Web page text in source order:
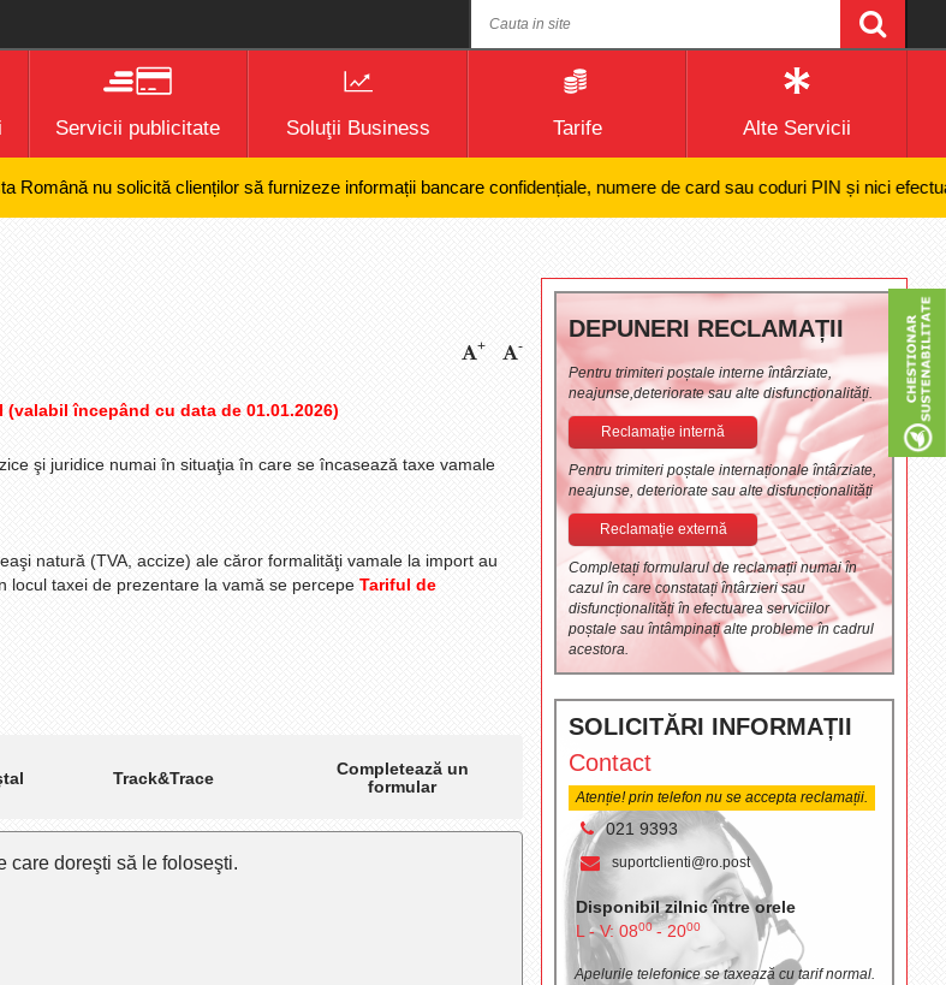
Servicii publicitate Soluţii Business Tarife Alte Servicii
nu solicită clienților să furnizeze informații bancare confidențiale, numere de card sau coduri PIN și nici efectuarea
+ -
(valabil începând cu data de 01.01.2026)
şi juridice numai în situaţia în care se încasează taxe vamale
natură (TVA, accize) ale căror formalităţi vamale la import au
locul taxei de prezentare la vamă se percepe Tariful de
Track&Trace
Completează un
formular
care doreşti să le foloseşti.
DEPUNERI RECLAMAȚII
Pentru trimiteri poștale interne întârziate,
neajunse,deteriorate sau alte disfuncționalități.
Reclamație internă
Pentru trimiteri poștale internaționale întârziate,
neajunse, deteriorate sau alte disfuncționalități
Reclamație externă
Completați formularul de reclamații numai în
cazul în care constatați întârzieri sau
disfuncționalități în efectuarea serviciilor
poștale sau întâmpinați alte probleme în cadrul
acestora.
SOLICITĂRI INFORMAȚII
Contact
Atenție! prin telefon nu se accepta reclamații.
021 9393
suportclienti@ro.post
Disponibil zilnic între orele
L - V: 0800- 2000
Apelurile telefonice se taxează cu tarif normal.